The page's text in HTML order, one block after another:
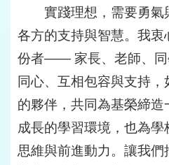
實踐理想，需要勇氣
各方的支持與智慧。我
份者—— 家長、老師、同
同心、互相包容與支持
的夥伴，共同為基榮締
成長的學習環境，也為
思維與前進動力。讓我